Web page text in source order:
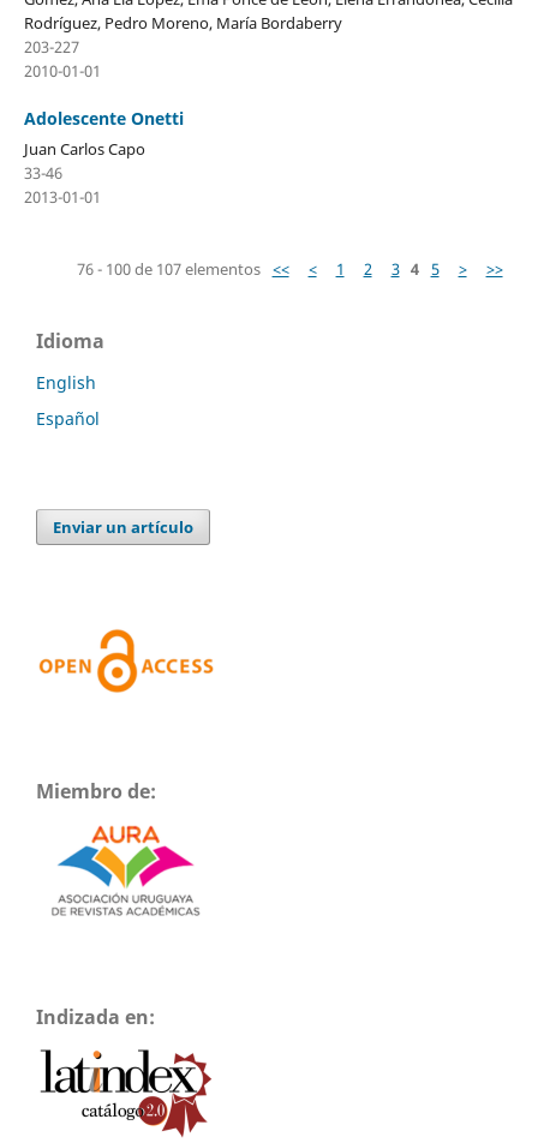
Rodríguez, Pedro Moreno, María Bordaberry
203-227
2010-01-01
Adolescente Onetti
Juan Carlos Capo
33-46
2013-01-01
76 - 100 de 107 elementos << < 1 2 3 4 5 > >>
Idioma
English
Español
Enviar un artículo
Miembro de:
Indizada en: